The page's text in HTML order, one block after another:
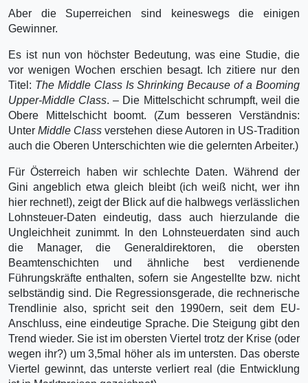
Aber die Superreichen sind keineswegs die einigen
Gewinner.
Es ist nun von höchster Bedeutung, was eine Studie, die
vor wenigen Wochen erschien besagt. Ich zitiere nur den
Titel: The Middle Class Is Shrinking Because of a Booming
Upper-Middle Class. – Die Mittelschicht schrumpft, weil die
Obere Mittelschicht boomt. (Zum besseren Verständnis:
UnterMiddle Class verstehen diese Autoren in US-Tradition
auch die Oberen Unterschichten wie die gelernten Arbeiter.)
Für Österreich haben wir schlechte Daten. Während der
Gini angeblich etwa gleich bleibt (ich weiß nicht, wer ihn
hier rechnet!), zeigt der Blick auf die halbwegs verlässlichen
Lohnsteuer-Daten eindeutig, dass auch hierzulande die
Ungleichheit zunimmt. In den Lohnsteuerdaten sind auch
die Manager, die Generaldirektoren, die obersten
Beamtenschichten und ähnliche best verdienende
Führungskräfte enthalten, sofern sie Angestellte bzw. nicht
selbständig sind. Die Regressionsgerade, die rechnerische
Trendlinie also, spricht seit den 1990ern, seit dem EU-
Anschluss, eine eindeutige Sprache. Die Steigung gibt den
Trend wieder. Sie ist im obersten Viertel trotz der Krise (oder
wegen ihr?) um 3,5mal höher als im untersten. Das oberste
Viertel gewinnt, das unterste verliert real (die Entwicklung